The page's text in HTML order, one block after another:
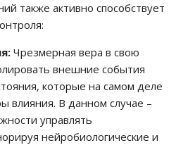
также активно способствует
Чрезмерная вера в свою
внешние события
которые на самом деле
влияния. В данном случае –
управлять
нейробиологические и